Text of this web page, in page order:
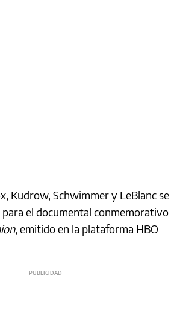
Kudrow, Schwimmer y LeBlanc se
para el documental conmemorativo
, emitido en la plataforma HBO